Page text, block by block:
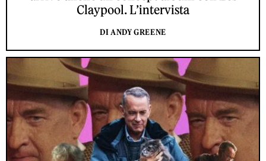
Claypool. L’intervista
DI ANDY GREENE